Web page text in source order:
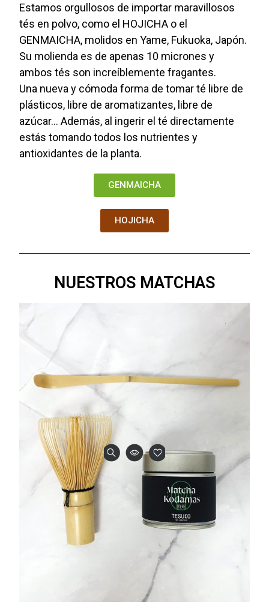
Estamos orgullosos de importar maravillosos
tés en polvo, como el HOJICHA o el
GENMAICHA, molidos en Yame, Fukuoka, Japón.
Su molienda es de apenas 10 micrones y
ambos tés son increíblemente fragantes.
Una nueva y cómoda forma de tomar té libre de
plásticos, libre de aromatizantes, libre de
azúcar... Además, al ingerir el té directamente
estás tomando todos los nutrientes y
antioxidantes de la planta.
GENMAICHA
HOJICHA
NUESTROS MATCHAS